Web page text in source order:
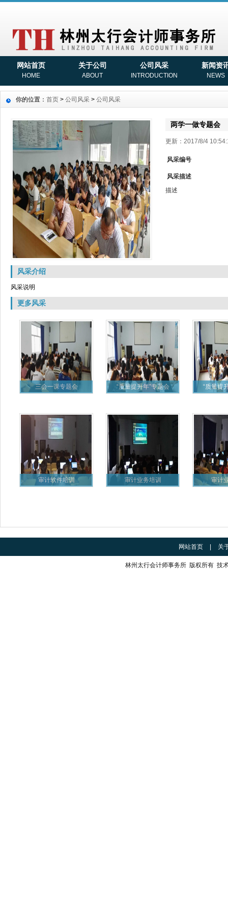
网站首页
HOME
关于公司
ABOUT
公司风采
INTRODUCTION
新闻资
NEWS
你的位置： 首页 > 公司风采 > 公司风采
两学一做专题会
更新：2017/8/4
风采编号
风采描述
描述
风采介绍
风采说明
更多风采
三会一课专题会 “质量提升年”专题会 “质量提
审计软件培训 审计业务培训 审计
网站首页 关
林州太行会计师事务所 版权所有 技